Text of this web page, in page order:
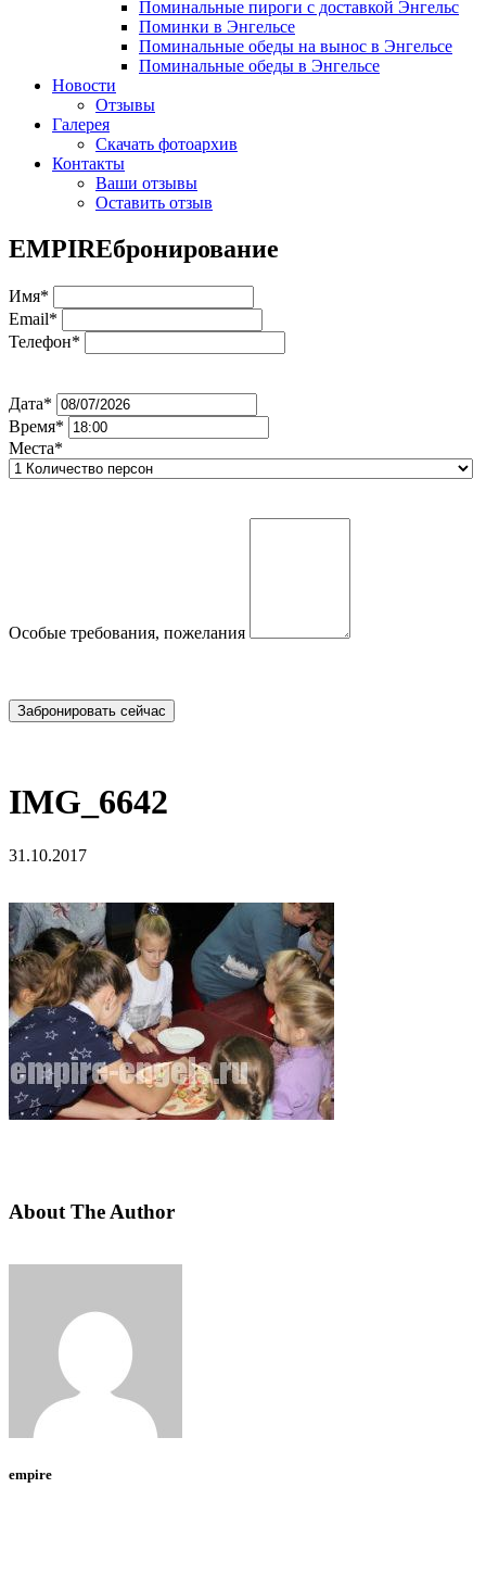
Поминальные пироги с доставкой Энгельс
Поминки в Энгельсе
Поминальные обеды на вынос в Энгельсе
Поминальные обеды в Энгельсе
Новости
Отзывы
Галерея
Скачать фотоархив
Контакты
Ваши отзывы
Оставить отзыв
EMPIREбронирование
Имя*
Email*
Телефон*
Дата*
Время*
Места*
Особые требования, пожелания
IMG_6642
31.10.2017
About The Author
empire